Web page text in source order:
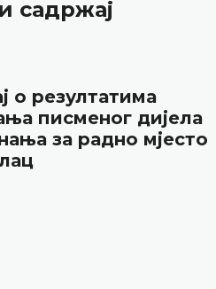
садржај
дијела
мјесто